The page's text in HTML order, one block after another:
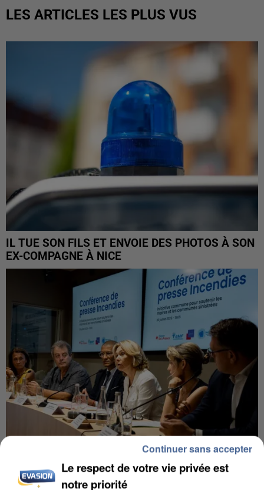
LES ARTICLES LES PLUS VUS
IL TUE SON FILS ET ENVOIE DES PHOTOS À SON
EX-COMPAGNE À NICE
INCENDIES : L’ÎLE-DE-FRANCE LANCE UN ÉLAN
DE SOLIDARITÉ AVEC LES...
Le respect de votre vie privée est
notre priorité
Continuer sans accepter